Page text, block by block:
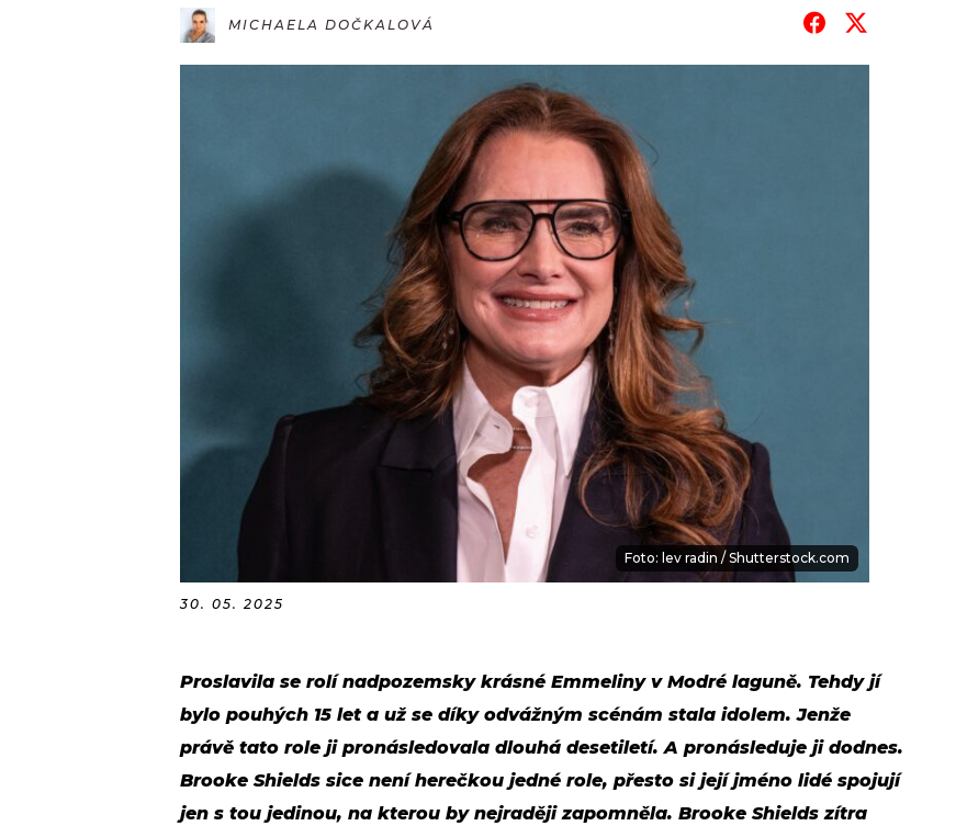
RÁDIO
JAK NALADIT
MICHAELA DOČKALOVÁ
Foto: lev radin / Shutterstock.com
30. 05. 2025
Proslavila se rolí nadpozemsky krásné Emmeliny v Modré laguně. Tehdy jí
bylo pouhých 15 let a už se díky odvážným scénám stala idolem. Jenže
právě tato role ji pronásledovala dlouhá desetiletí. A pronásleduje ji dodnes.
Brooke Shields sice není herečkou jedné role, přesto si její jméno lidé spojují
jen s tou jedinou, na kterou by nejraději zapomněla. Brooke Shields zítra